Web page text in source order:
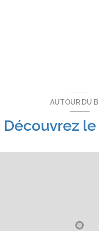
AUTOUR DU
Découvrez